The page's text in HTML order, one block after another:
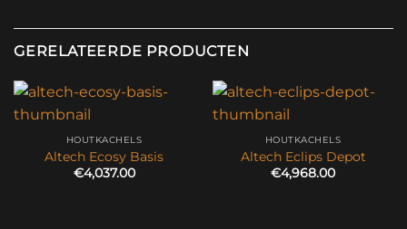
GERELATEERDE PRODUCTEN
HOUTKACHELS
Altech Ecosy Basis
€4,037.00
HOUTKACHELS
Altech Eclips Depot
€4,968.00